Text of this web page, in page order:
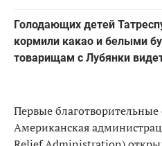
Голодающих детей
кормили какао и белыми
товарищам с Лубянки
Первые
Американская